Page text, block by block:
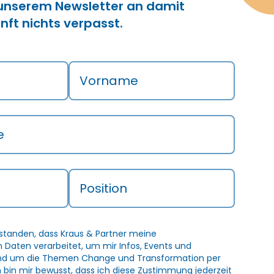
Newsletter an damit
nichts verpasst.
Vorname
Position
dass Kraus & Partner meine
Daten verarbeitet, um mir Infos, Events und
um die Themen Change und Transformation per
bin mir bewusst, dass ich diese Zustimmung jederzeit